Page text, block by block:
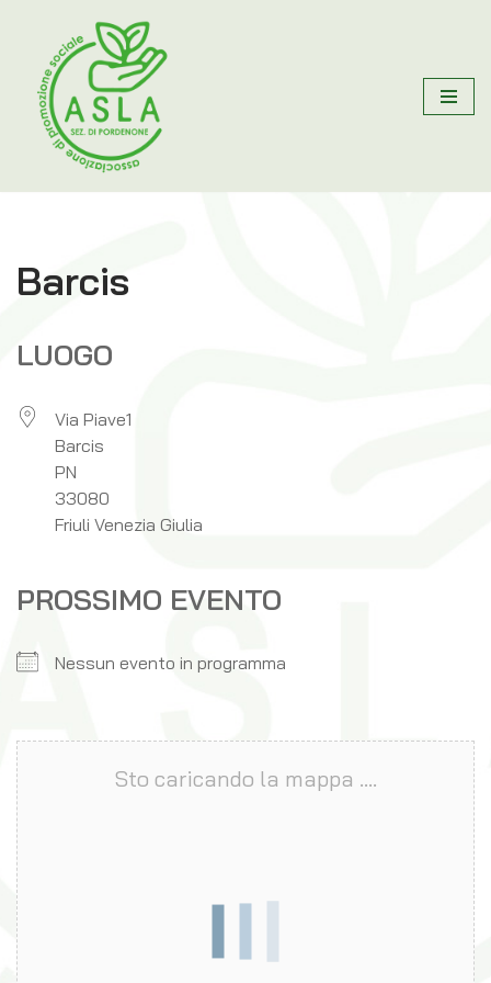
contenuto
Barcis
LUOGO
Via Piave1
Barcis
PN
33080
Friuli Venezia Giulia
PROSSIMO EVENTO
Nessun evento in programma
Sto caricando la mappa ....